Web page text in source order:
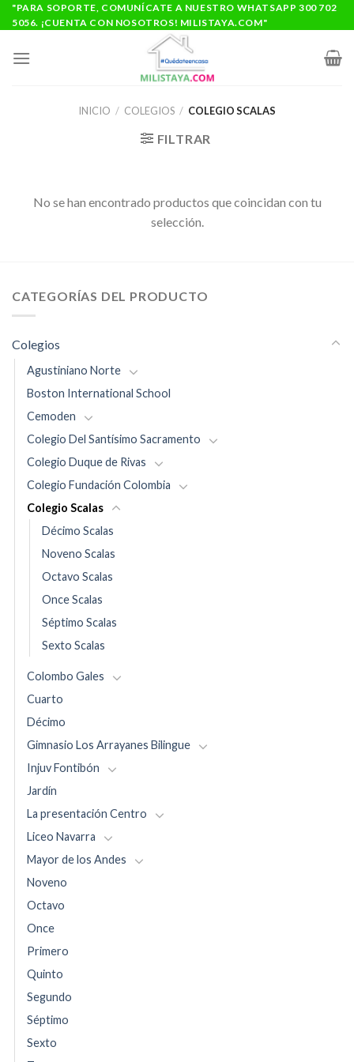
Saltar
al
"PARA SOPORTE, COMUNÍCATE A NUESTRO WHATSAPP 300 702
5056. ¡CUENTA CON NOSOTROS! MILISTAYA.COM"
INICIO / COLEGIOS / COLEGIO SCALAS
FILTRAR
No se han encontrado productos que coincidan con tu
selección.
CATEGORÍAS DEL PRODUCTO
Colegios
Agustiniano Norte
Boston International School
Cemoden
Colegio Del Santísimo Sacramento
Colegio Duque de Rivas
Colegio Fundación Colombia
Colegio Scalas
Décimo Scalas
Noveno Scalas
Octavo Scalas
Once Scalas
Séptimo Scalas
Sexto Scalas
Colombo Gales
Cuarto
Décimo
Gimnasio Los Arrayanes Bilingue
Injuv Fontibón
Jardín
La presentación Centro
Liceo Navarra
Mayor de los Andes
Noveno
Octavo
Once
Primero
Quinto
Segundo
Séptimo
Sexto